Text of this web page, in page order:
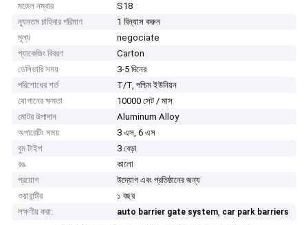
মডেল নম্বার
S18
ন্যূনতম চাহিদার পরিমাণ
1 বিন্যাস করুন
মূল্য
negociate
প্যাকেজিং বিবরণ
Carton
ডেলিভারি সময়
3-5 দিনের
পরিশোধের শর্ত
T/T, পশ্চিম ইউনিয়ন
যোগানের ক্ষমতা
10000 সেট / মাস
মোটর উপাদান
Aluminum Alloy
অপারেটিং সময়
3 এস, 6 এস
বুম টাইপ
3 বেড়া
রঙ
কালো
প্রয়োগ
উদ্যোগ এবং প্রতিষ্ঠানের জন্য
ওয়ারান্টীর
১ বছর
লক্ষণীয় করা:
auto barrier gate system, car park barriers